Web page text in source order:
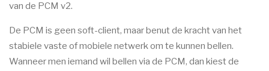
van de PCM v2.
De PCM is geen soft-client, maar benut de kracht van het
stabiele vaste of mobiele netwerk om te kunnen bellen.
Wanneer men iemand wil bellen via de PCM, dan kiest de